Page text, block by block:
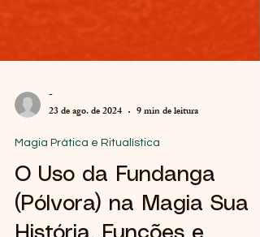
-
23 de ago. de 2024
9 min de leitura
Magia Prática e Ritualística